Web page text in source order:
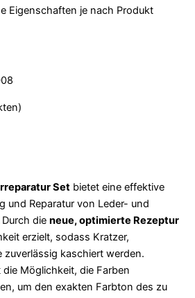
Eigenschaften je nach Produkt
Set bietet eine effektive
und Reparatur von Leder- und
die neue, optimierte Rezeptur
erzielt, sodass Kratzer,
zuverlässig kaschiert werden.
Möglichkeit, die Farben
um den exakten Farbton des zu